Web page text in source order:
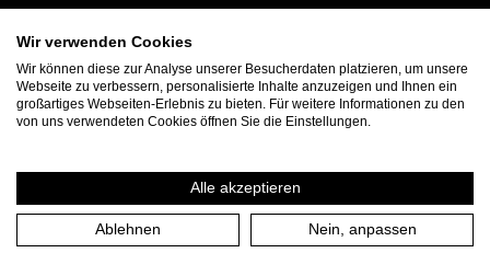
Wir verwenden Cookies
Wir können diese zur Analyse unserer Besucherdaten platzieren, um unsere
Webseite zu verbessern, personalisierte Inhalte anzuzeigen und Ihnen ein
großartiges Webseiten-Erlebnis zu bieten. Für weitere Informationen zu den
von uns verwendeten Cookies öffnen Sie die Einstellungen.
Alle akzeptieren
Ablehnen Nein, anpassen